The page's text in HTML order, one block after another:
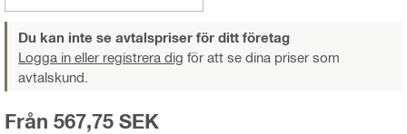
Du kan inte se avtalspriser för ditt företag
Logga in eller registrera dig för att se dina priser som
avtalskund.
Från 567,75 SEK